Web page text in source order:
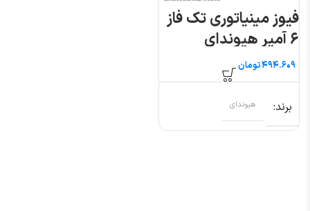
فیوز مینیاتوری تک فاز
۶ آمپر هیوندای
تومان
برند هیوندای